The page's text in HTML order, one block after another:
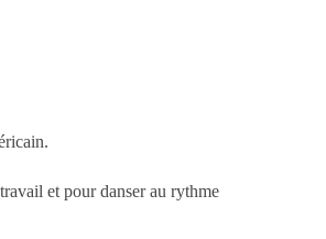
et pour danser au rythme